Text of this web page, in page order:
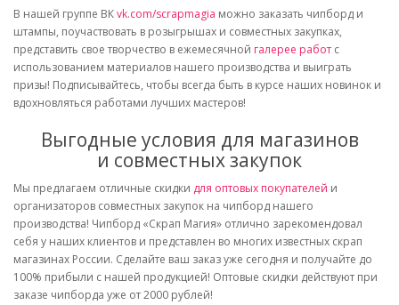
В нашей группе ВКvk.com/scrapmagia можно заказать чипборд и
штампы, поучаствовать в розыгрышах и совместных закупках,
представить свое творчество в ежемесячной галерее работ с
использованием материалов нашего производства и выиграть
призы! Подписывайтесь, чтобы всегда быть в курсе наших новинок и
вдохновляться работами лучших мастеров!
Выгодные условия для магазинов
и совместных закупок
Мы предлагаем отличные скидки для оптовых покупателей и
организаторов совместных закупок на чипборд нашего
производства! Чипборд «Скрап Магия» отлично зарекомендовал
себя у наших клиентов и представлен во многих известных скрап
магазинах России. Сделайте ваш заказ уже сегодня и получайте до
100% прибыли с нашей продукцией! Оптовые скидки действуют при
заказе чипборда уже от 2000 рублей!